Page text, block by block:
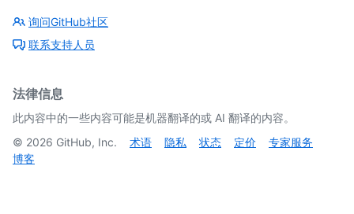
询问GitHub社区
联系支持人员
法律信息
此内容中的一些内容可能是机器翻译的或 AI 翻译的内容。
© 2026 GitHub, Inc. 术语 隐私 状态 定价
专家服务
博客